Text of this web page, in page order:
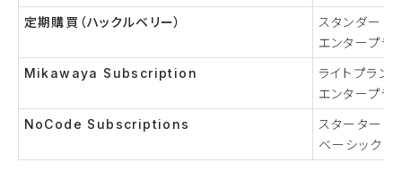
定期購買（ハックルベリー）
スタンダード
エンタープラ
Mikawaya Subscription
ライトプラン
エンタープラ
NoCode Subscriptions
スターター
ベーシック